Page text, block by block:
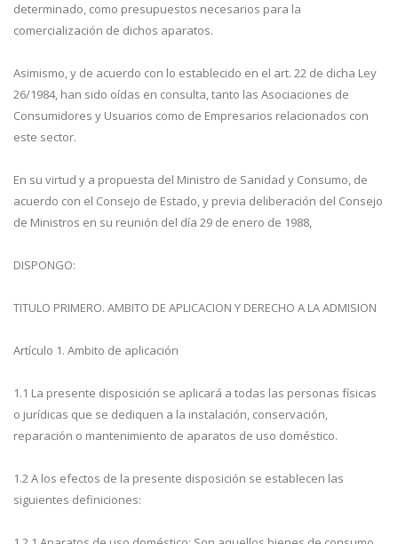
determinado, como presupuestos necesarios para la
comercialización de dichos aparatos.
Asimismo, y de acuerdo con lo establecido en el art. 22 de dicha Ley
26/1984, han sido oídas en consulta, tanto las Asociaciones de
Consumidores y Usuarios como de Empresarios relacionados con
este sector.
En su virtud y a propuesta del Ministro de Sanidad y Consumo, de
acuerdo con el Consejo de Estado, y previa deliberación del Consejo
de Ministros en su reunión del día 29 de enero de 1988,
DISPONGO:
TITULO PRIMERO. AMBITO DE APLICACION Y DERECHO A LA ADMISION
Artículo 1. Ambito de aplicación
1.1 La presente disposición se aplicará a todas las personas físicas
o jurídicas que se dediquen a la instalación, conservación,
reparación o mantenimiento de aparatos de uso doméstico.
1.2 A los efectos de la presente disposición se establecen las
siguientes definiciones: